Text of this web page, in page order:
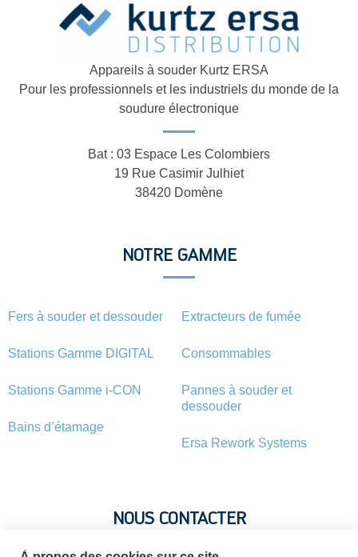
Appareils à souder Kurtz ERSA
Pour les professionnels et les industriels du monde de la
soudure électronique
Bat : 03 Espace Les Colombiers
19 Rue Casimir Julhiet
38420 Domène
NOTRE GAMME
Fers à souder et dessouder
Stations Gamme DIGITAL
Stations Gamme i-CON
Bains d’étamage
Extracteurs de fumée
Consommables
Pannes à souder et
dessouder
Ersa Rework Systems
NOUS CONTACTER